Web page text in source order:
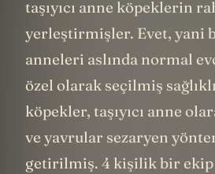
taşıyıcı anne köpeklerin
yerleştirmişler. Evet, yani
anneleri aslında normal
özel olarak seçilmiş
köpekler, taşıyıcı anne
ve yavrular sezaryen